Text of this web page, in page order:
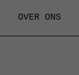
OVER ONS